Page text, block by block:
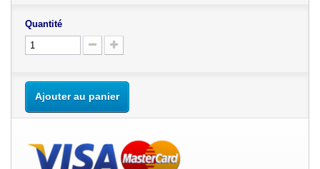
Quantité
Ajouter au panier